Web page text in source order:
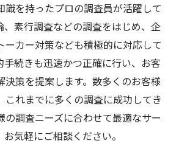
識を持ったプロの調査員が活躍して
、素行調査などの調査をはじめ、企
ーカー対策なども積極的に対応して
手続きも迅速かつ正確に行い、お客
決策を提案します。数多くのお客様
これまでに多くの調査に成功してき
の調査ニーズに合わせて最適なサー
気軽にご相談ください。